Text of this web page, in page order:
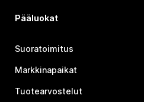
Pääluokat
Suoratoimitus
Markkinapaikat
Tuotearvostelut